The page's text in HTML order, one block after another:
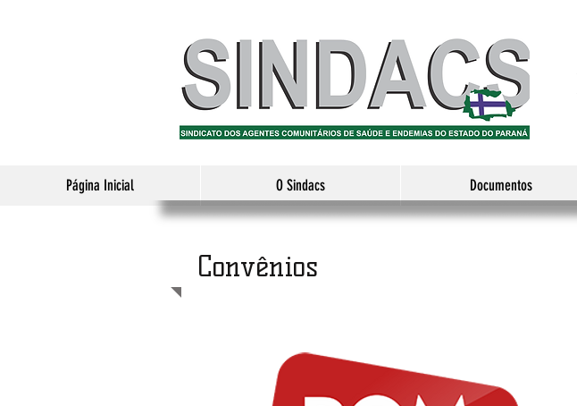
Página Inicial O Sindacs Documentos
Convênios